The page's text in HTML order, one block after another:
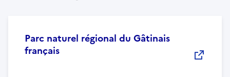
Parc naturel régional du Gâtinais
français